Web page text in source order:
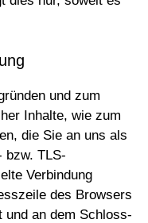
und zum
Inhalte, wie zum
die Sie an uns als
bzw. TLS-
Verbindung
des Browsers
und an dem Schloss-